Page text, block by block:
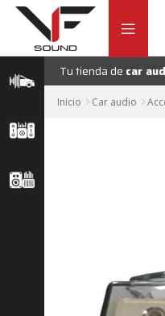
Ir
navegación
Ir
contenido
Tu tienda de car
Inicio Car audio